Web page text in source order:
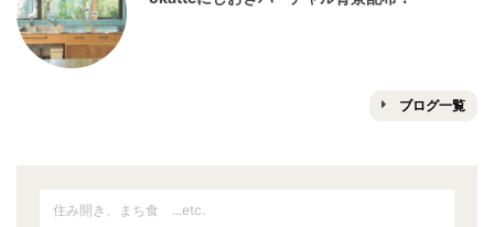
ブログ一覧